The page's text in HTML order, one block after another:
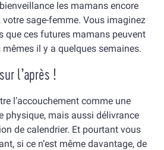
les mamans encore
sage-femme. Vous imaginez
que ces futures mamans peuvent
mêmes il y a quelques semaines.
l’après !
l’accouchement comme une
physique, mais aussi délivrance
de calendrier. Et pourtant vous
si ce n’est même davantage, de